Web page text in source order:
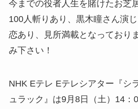
今までの役者人生を賭けたお芝
100人斬りあり、黒木瞳さん演
恋あり、見所満載となっており
み下さい！
NHK Eテレ Eテレシアター『シ
ュラック』は9月8日（土）14：